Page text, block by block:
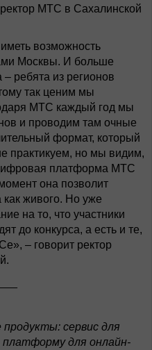
МТС в Сахалинской
возможность
Москвы. И больше
ребята из регионов
так ценим мы
МТС каждый год мы
и проводим там очные
формат, который
практикуем, но мы видим,
цифровая платформа МТС
она позволит
как живого. Но уже
на то, что участники
до конкурса, а есть и те,
– говорит ректор
сервис для
платформу для онлайн-